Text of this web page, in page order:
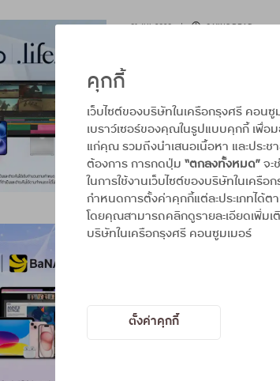
คุกกี้
เว็บไซต์ของบริษัทในเครือกรุงศรี คอน
เบราว์เซอร์ของคุณในรูปแบบคุกกี้ เพื่
แก่คุณ รวมถึงนำเสนอเนื้อหา และประ
ต้องการ การกดปุ่ม “ตกลงทั้งหมด”จ
ในการใช้งานเว็บไซต์ของบริษัทในเค
กำหนดการตั้งค่าคุกกี้แต่ละประเภทได้
โดยคุณสามารถคลิกดูรายละเอียดเพิ่มเ
บริษัทในเครือกรุงศรี คอนซูมเมอร์
ตั้งค่าคุกกี้
01 JUL 2026 | 0 MINS READ
อ่านเพิ่มเติม
01 JUL 2026 | 0 MINS READ
อ่านเพิ่มเติม